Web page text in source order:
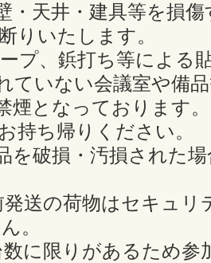
・天井・建具等を損
りいたします。
プ、鋲打ち等による
ていない会議室や備
煙となっております。
持ち帰りください。
を破損・汚損された
送の荷物はセキュ
。
に限りがあるため参